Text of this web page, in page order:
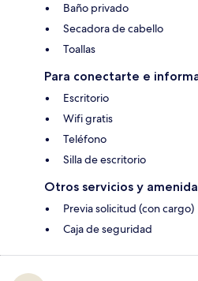
Baño privado
Secadora de cabello
Toallas
Para conectarte e
Escritorio
Wifi gratis
Teléfono
Silla de escritorio
Otros servicios y
Previa solicitud (con cargo)
Caja de seguridad